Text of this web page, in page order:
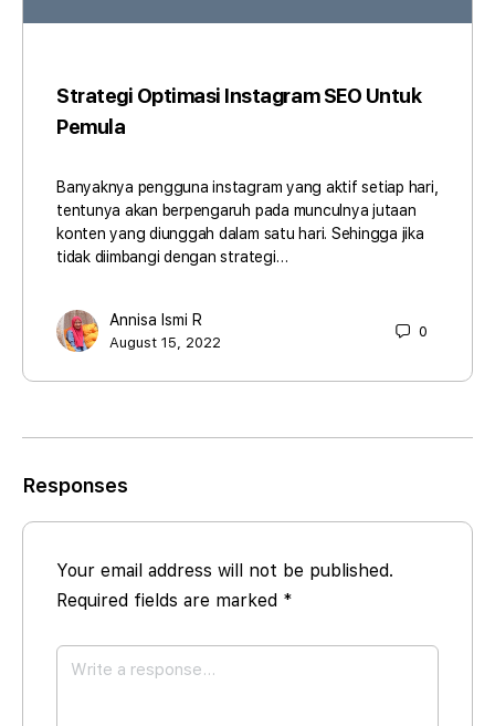
Strategi Optimasi Instagram SEO Untuk
Pemula
Banyaknya pengguna instagram yang aktif setiap hari,
tentunya akan berpengaruh pada munculnya jutaan
konten yang diunggah dalam satu hari. Sehingga jika
tidak diimbangi dengan strategi…
Annisa Ismi R
August 15, 2022
0
Responses
Your email address will not be published.
Required fields are marked *